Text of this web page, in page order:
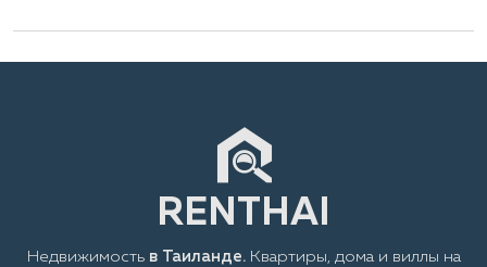
Недвижимость в Таиланде.Квартиры, дома и виллы на